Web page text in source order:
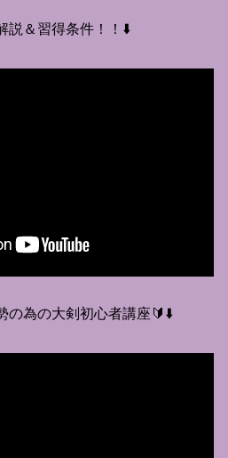
説＆習得条件！！⬇️
の為の大剣初心者講座🔰⬇️